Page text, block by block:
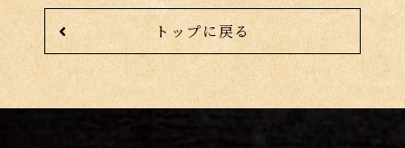
トップに戻る